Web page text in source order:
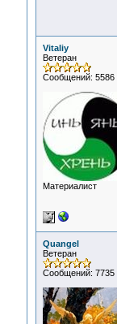
Vitaliy
Ветеран
Сообщений: 5586
Материалист
Quangel
Ветеран
Сообщений: 7735